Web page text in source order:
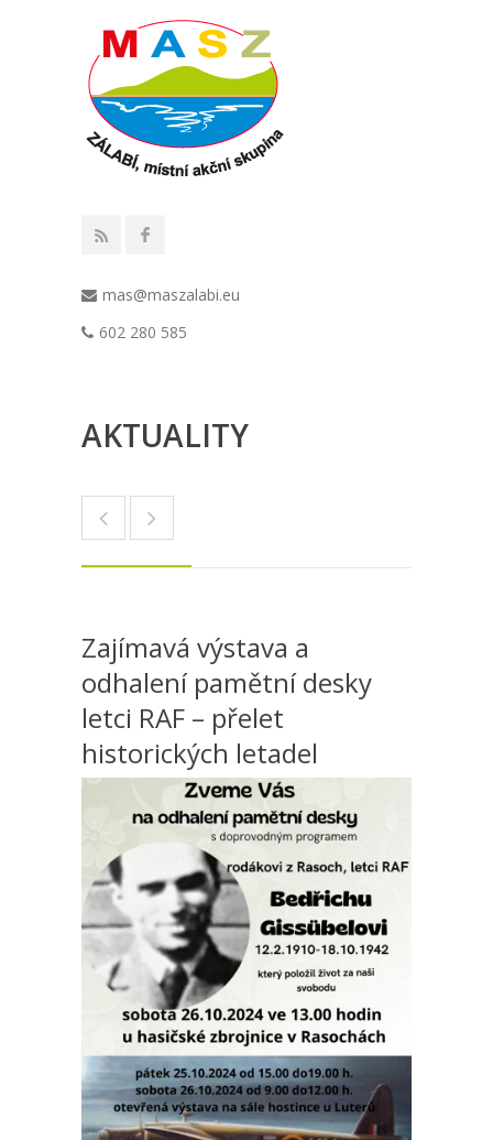
mas@maszalabi.eu
602 280 585
AKTUALITY
Zajímavá výstava a
odhalení pamětní desky
letci RAF – přelet
historických letadel